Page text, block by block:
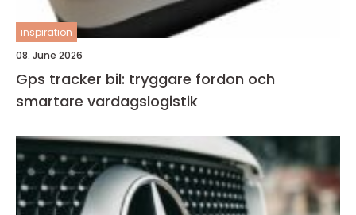
inspiration
08. June 2026
Gps tracker bil: tryggare fordon och
smartare vardagslogistik